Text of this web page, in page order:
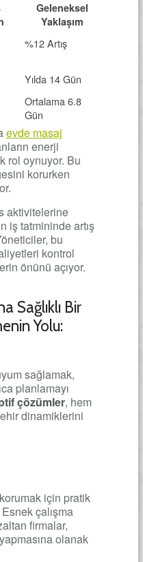
Geleneksel
Yaklaşım
%12 Artış
Yılda 14 Gün
Ortalama 6.8
Gün
evde masaj
enerji
rol oynuyor. Bu
korurken
aktivitelerine
iş tatmininde artış
bu
kontrol
önünü açıyor.
Sağlıklı Bir
Yolu:
sağlamak,
planlamayı
çözümler, hem
dinamiklerini
için pratik
çalışma
firmalar,
olanak